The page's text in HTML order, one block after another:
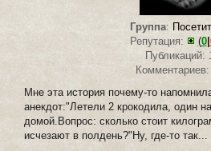
Группа:
Репутация:
(0|
Публикаций:
Мне эта история почему-то
анекдот:"Летели 2 крокодила, один
домой.Вопрос: сколько стоит
исчезают в полдень?"Ну, где-то так...